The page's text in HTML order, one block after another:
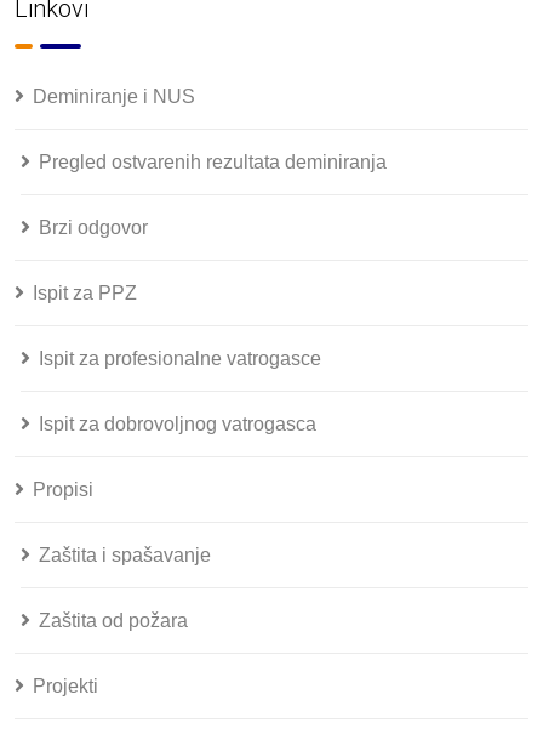
Linkovi
Deminiranje i NUS
Pregled ostvarenih rezultata deminiranja
Brzi odgovor
Ispit za PPZ
Ispit za profesionalne vatrogasce
Ispit za dobrovoljnog vatrogasca
Propisi
Zaštita i spašavanje
Zaštita od požara
Projekti